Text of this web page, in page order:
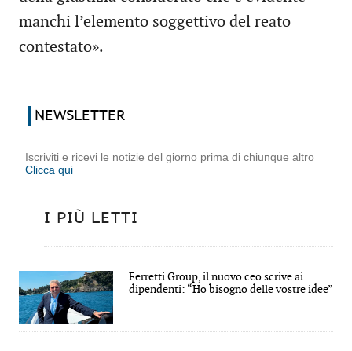
manchi l’elemento soggettivo del reato
contestato».
NEWSLETTER
Iscriviti e ricevi le notizie del giorno prima di chiunque altro
Clicca qui
I PIÙ LETTI
Ferretti Group, il nuovo ceo scrive ai
dipendenti: “Ho bisogno delle vostre idee”